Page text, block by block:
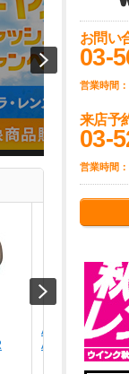
Audio-technica
ATH-
￥9,801
お問い
03-
営業時間：
来店予
03-
営業時間：